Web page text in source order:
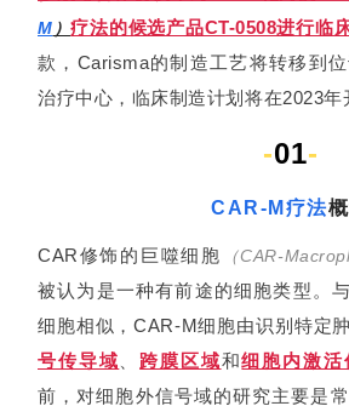
M ）疗法的候选产品CT-0508进行临
款，Carisma的制造工艺将转移到
治疗中心，临床制造计划将在2023年
-01-
CAR-M疗法
CAR修饰的巨噬细胞 （CAR-
被认为是一种有前途的细胞类型。
细胞相似，CAR-M细胞由识别特定
号传导域 、跨膜区域和细胞内激活
前，对细胞外信号域的研究主要是